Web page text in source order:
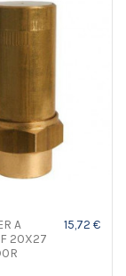
A
F 20X27
15,72 €